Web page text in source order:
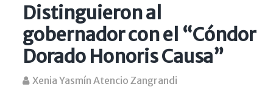
Distinguieron al
gobernador con el “Cóndor
Dorado Honoris Causa”
Xenia Yasmín Atencio Zangrandi